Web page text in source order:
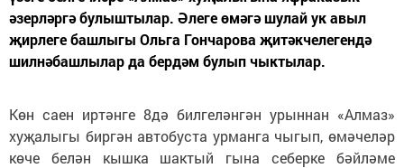
әзерләргә булыштылар. Әлеге өмәгә шулай ук авыл
җирлеге башлыгы Ольга Гончарова җитәкчелегендә
шилнәбашлылар да бердәм булып чыктылар.
Көн саен иртәнге 8дә билгеләнгән урыннан «Алмаз»
хуҗалыгы биргән автобуста урманга чыгып, өмәчеләр
көче белән кышка шактый гына себерке бәйләме